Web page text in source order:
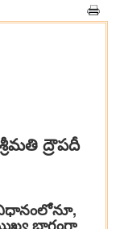
ద్రౌపదీ
విధానంలోనూ,